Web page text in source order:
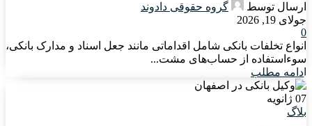
ارسال توسط
گروه حقوقی دادوند
جولای 19, 2026
0
انواع تخلفات بانکی شامل اقداماتی مانند جعل اسناد و مدارک بانکی،
سوءاستفاده از حساب‌های مشت...
ادامه مطلب
07 ژانویه
بلاگ